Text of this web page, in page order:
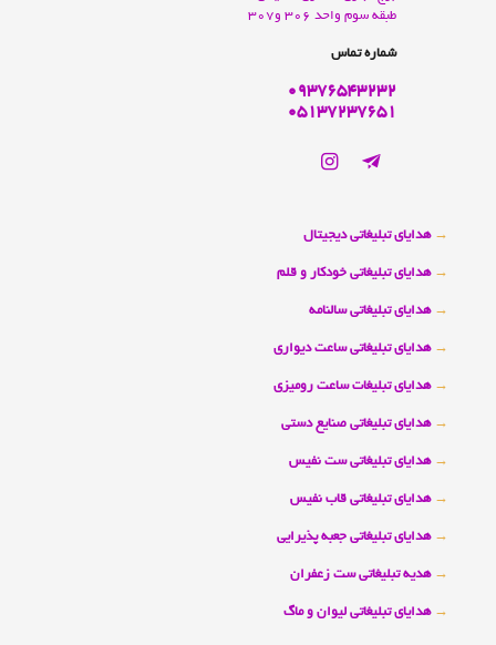
طبقه سوم واحد 306 و307
شماره تماس
09376543232
05137237651
→ هدایای تبلیغاتی دیجیتال
→ هدایای تبلیغاتی خودکار و قلم
→ هدایای تبلیغاتی سالنامه
→ هدایای تبلیغاتی ساعت دیواری
→ هدایای تبلیغات ساعت رومیزی
→ هدایای تبلیغاتی صنایع دستی
→ هدایای تبلیغاتی ست نفیس
→ هدایای تبلیغاتی قاب نفیس
→ هدایای تبلیغاتی جعبه پذیرایی
→ هدیه تبلیغاتی ست زعفران
→ هدایای تبلیغاتی لیوان و ماگ